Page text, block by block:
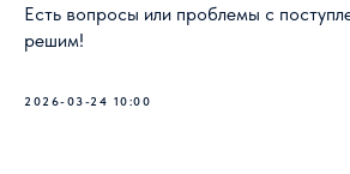
Есть вопросы или проблемы с
решим!
2026-03-24 10:00